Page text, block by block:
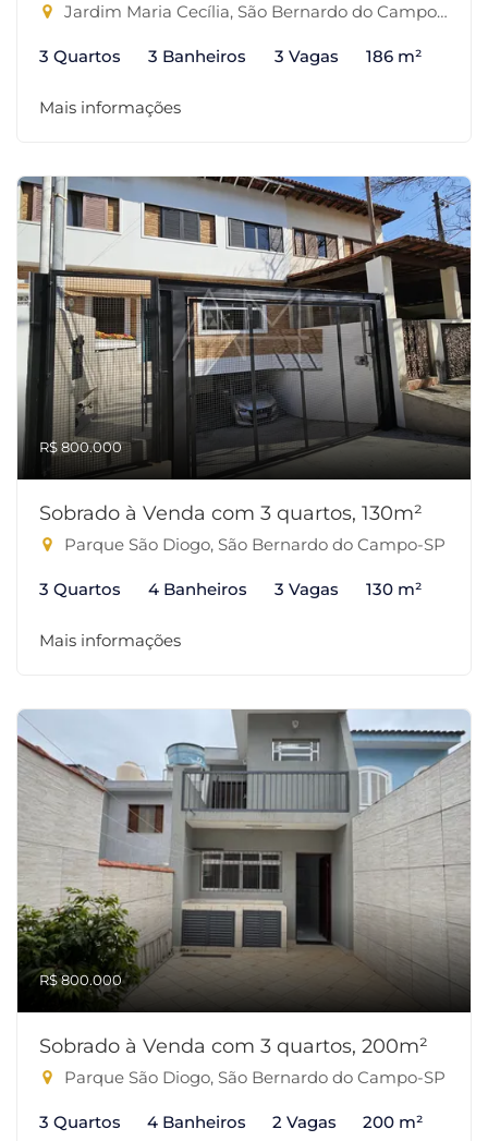
Jardim Maria Cecília, São Bernardo do Campo-SP
3 Quartos 3 Banheiros 3 Vagas 186 m²
Mais informações
R$ 800.000
Sobrado à Venda com 3 quartos, 130m²
Parque São Diogo, São Bernardo do Campo-SP
3 Quartos 4 Banheiros 3 Vagas 130 m²
Mais informações
R$ 800.000
Sobrado à Venda com 3 quartos, 200m²
Parque São Diogo, São Bernardo do Campo-SP
3 Quartos 4 Banheiros 2 Vagas 200 m²